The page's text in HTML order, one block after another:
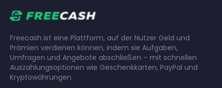
Freecash ist eine Plattform, auf der Nutzer Geld und
Prämien verdienen können, indem sie Aufgaben,
Umfragen und Angebote abschließen – mit schnellen
Auszahlungsoptionen wie Geschenkkarten, PayPal und
Kryptowährungen.